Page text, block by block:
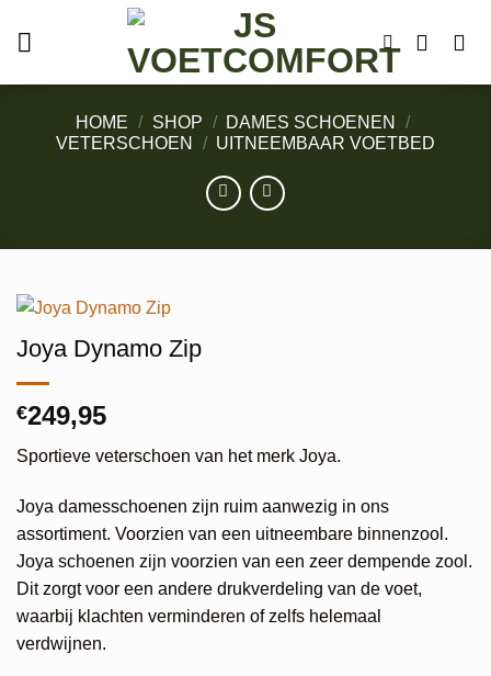
naar
HOME / SHOP / DAMES SCHOENEN
/
VETERSCHOEN
/ UITNEEMBAAR VOETBED
Joya Dynamo Zip
€249,95
Sportieve veterschoen van het merk Joya.
Joya damesschoenen zijn ruim aanwezig in ons
assortiment. Voorzien van een uitneembare binnenzool.
Joya schoenen zijn voorzien van een zeer dempende zool.
Dit zorgt voor een andere drukverdeling van de voet,
waarbij klachten verminderen of zelfs helemaal
verdwijnen.